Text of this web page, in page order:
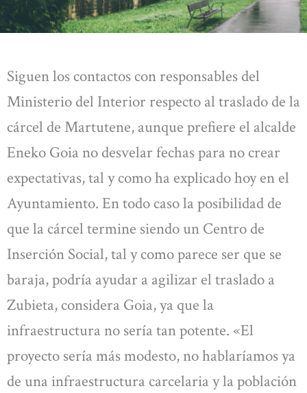
Siguen los contactos con responsables del
Ministerio del Interior respecto al traslado de la
cárcel de Martutene, aunque prefiere el alcalde
Eneko Goia no desvelar fechas para no crear
expectativas, tal y como ha explicado hoy en el
Ayuntamiento. En todo caso la posibilidad de
que la cárcel termine siendo un Centro de
Inserción Social, tal y como parece ser que se
baraja, podría ayudar a agilizar el traslado a
Zubieta, considera Goia, ya que la
infraestructura no sería tan potente. «El
proyecto sería más modesto, no hablaríamos ya
de una infraestructura carcelaria y la población